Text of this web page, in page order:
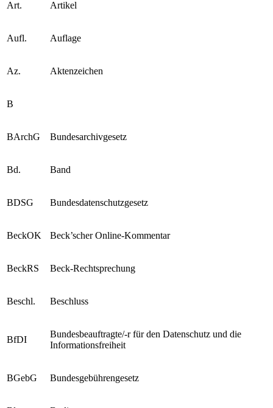
Art. Artikel
Aufl. Auflage
Az. Aktenzeichen
B
BArchG Bundesarchivgesetz
Bd. Band
BDSG Bundesdatenschutzgesetz
BeckOK Beck’scher Online-Kommentar
BeckRS Beck-Rechtsprechung
Beschl. Beschluss
BfDI
Bundesbeauftragte/-r für den Datenschutz und die
Informationsfreiheit
BGebG Bundesgebührengesetz